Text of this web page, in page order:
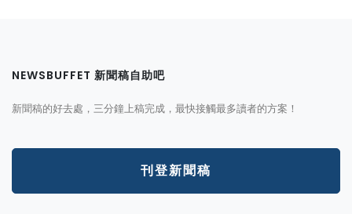
NEWSBUFFET 新聞稿自助吧
新聞稿的好去處，三分鐘上稿完成，最快接觸最多讀者的方案！
刊登新聞稿